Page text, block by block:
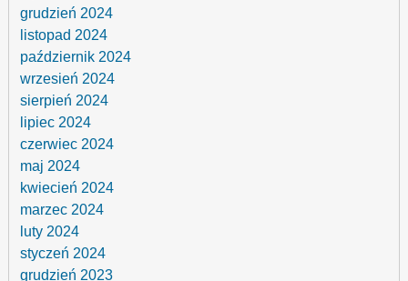
grudzień 2024
listopad 2024
październik 2024
wrzesień 2024
sierpień 2024
lipiec 2024
czerwiec 2024
maj 2024
kwiecień 2024
marzec 2024
luty 2024
styczeń 2024
grudzień 2023